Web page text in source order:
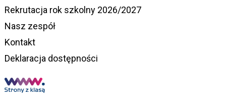
Rekrutacja rok szkolny 2026/2027
Nasz zespół
Kontakt
Deklaracja dostępności